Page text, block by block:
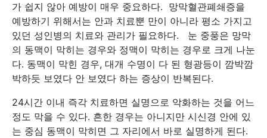
가 쉽지 않아 예방이 매우 중요하다. 망막혈관폐쇄증을
예방하기 위해서는 안과 치료뿐 만이 아니라 평소 가지고
있던 성인병의 치료와 관리가 필요하다. 눈 중풍은 망막
의 동맥이 막히는 경우와 정맥이 막히는 경우로 크게 나눈
다. 동맥이 막힌 경우, 대개 수명이 다 된 형광등이 깜박깜
박하듯 보였다 안 보였다 하는 증상이 반복된다.
24시간 이내 즉각 치료하면 실명으로 악화하는 것을 어느
정도 막을 수 있다. 흔한 경우는 아니지만 시신경 안에 있
는 중심 동맥이 막히면 그 자리에서 바로 실명하게 된다.